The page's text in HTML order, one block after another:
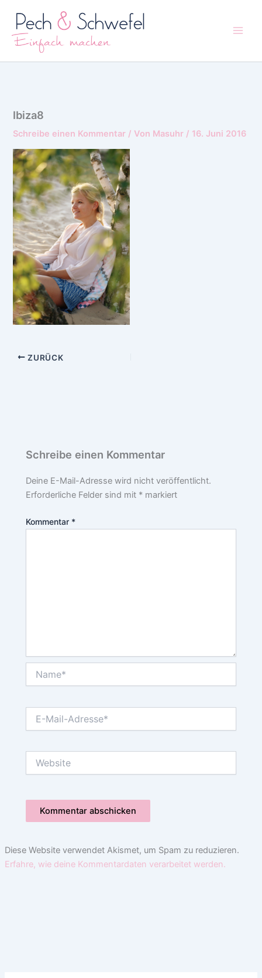
Inhalt
springen
Ibiza8
Schreibe einen Kommentar / Von Masuhr / 16. Juni 2016
ZURÜCK
Schreibe einen Kommentar
Deine E-Mail-Adresse wird nicht veröffentlicht.
Erforderliche Felder sind mit * markiert
Kommentar *
Mail-
Diese Website verwendet Akismet, um Spam zu reduzieren.
Erfahre, wie deine Kommentardaten verarbeitet werden.